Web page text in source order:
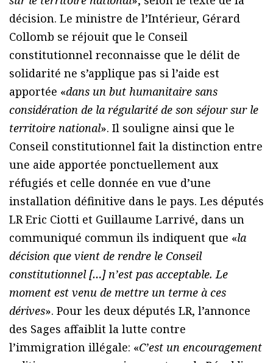
décision. Le ministre de l’Intérieur, Gérard
Collomb se réjouit que le Conseil
constitutionnel reconnaisse que le délit de
solidarité ne s’applique pas si l’aide est
apportée «dans un but humanitaire sans
considération de la régularité de son séjour sur le
territoire national». Il souligne ainsi que le
Conseil constitutionnel fait la distinction entre
une aide apportée ponctuellement aux
réfugiés et celle donnée en vue d’une
installation définitive dans le pays. Les députés
LR Eric Ciotti et Guillaume Larrivé, dans un
communiqué commun ils indiquent que «la
décision que vient de rendre le Conseil
constitutionnel […] n’est pas acceptable. Le
moment est venu de mettre un terme à ces
dérives». Pour les deux députés LR, l’annonce
des Sages affaiblit la lutte contre
l’immigration illégale: «C’est un encouragement